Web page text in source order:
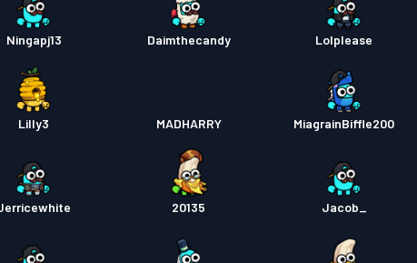
Ningapj13 Daimthecandy Lolplease
Lilly3 MADHARRY MiagrainBiffle200
20135 Jacob_